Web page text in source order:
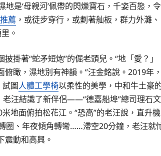
地是‘母親河’佩帶的閃爍寶石，千姿百態，令
薦 ，或徒步穿行，或劃著舢板，群力外灘、
。
掛著“蛇矛短炮”的倔老頭兒。“地「愛？」
瞰，濕地別有神韻。”汪金銘說。2019年
圖人體工學椅以柔性的美學，中和牛土豪
老汪結識了新伴侶——“德嘉船埠”總司理石文
地面俯拍松花江。“恐高”的老汪說，直升機
圈、年夜傾角轉彎……滯空20分鐘，老汪就
震動和高興。